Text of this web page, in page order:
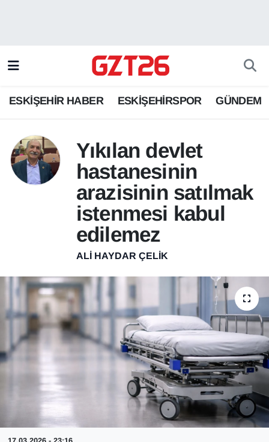
ESKİŞEHİR HABER ESKİŞEHİRSPOR GÜNDEM
Yıkılan devlet
hastanesinin
arazisinin satılmak
istenmesi kabul
edilemez
ALI HAYDAR ÇELIK
ESKİŞEHİRSPOR
GÜNDEM
SPOR
Odunpazarı Trafik Yoğunluk Haritası
Süper Lig Puan Durumu ve Fikstür
Tüm Manşetler
Son Dakika Haberleri
Haber Arşivi